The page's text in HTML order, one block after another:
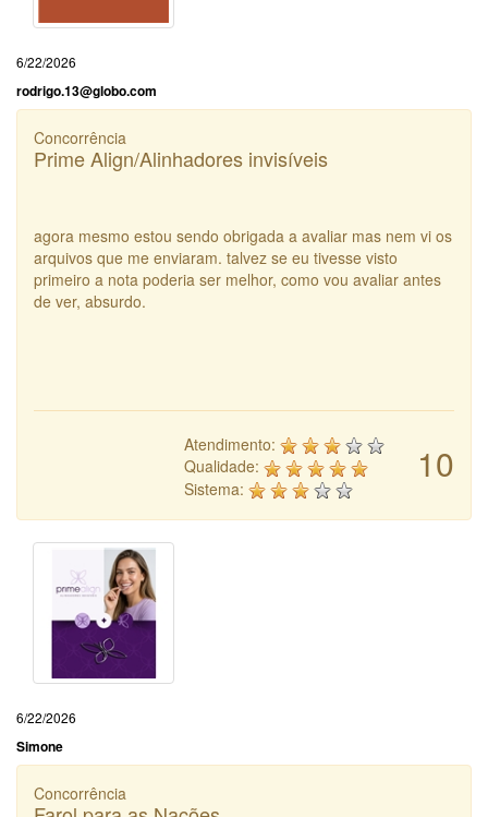
6/22/2026
rodrigo.13@globo.com
Concorrência
Prime Align/Alinhadores invisíveis
agora mesmo estou sendo obrigada a avaliar mas nem vi os
arquivos que me enviaram. talvez se eu tivesse visto
primeiro a nota poderia ser melhor, como vou avaliar antes
de ver, absurdo.
10
Atendimento:
Qualidade:
Sistema:
6/22/2026
Simone
Concorrência